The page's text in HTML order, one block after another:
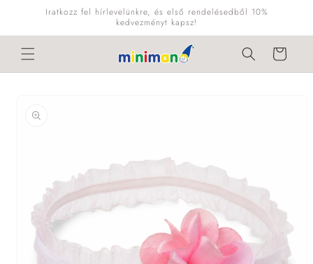
Ugrás aIratkozz fel hírlevelünkre, és első rendelésedből 10%
kedvezményt kapsz!
Kosár
ugrás a
termékadatokra